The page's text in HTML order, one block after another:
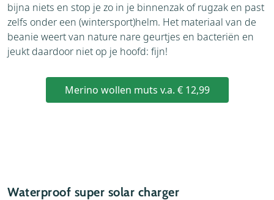
bijna niets en stop je zo in je binnenzak of rugzak en past
zelfs onder een (wintersport)helm. Het materiaal van de
beanie weert van nature nare geurtjes en bacteriën en
jeukt daardoor niet op je hoofd: fijn!
Merino wollen muts v.a. € 12,99
Waterproof super solar charger